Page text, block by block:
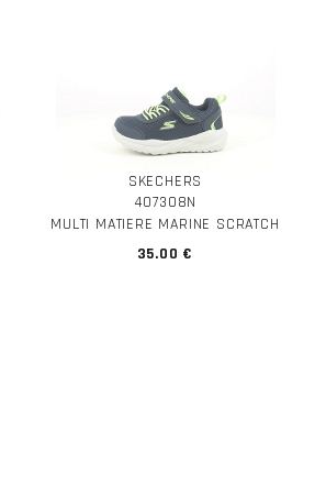
SKECHERS
407308N
MULTI MATIERE MARINE SCRATCH
35.00 €